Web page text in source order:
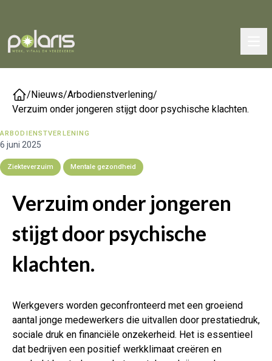
/Nieuws/Arbodienstverlening/
Verzuim onder jongeren stijgt door psychische klachten.
ARBODIENSTVERLENING
6 juni 2025
Ziekteverzuim Mentale gezondheid
Verzuim onder jongeren
stijgt door psychische
klachten.
Werkgevers worden geconfronteerd met een groeiend
aantal jonge medewerkers die uitvallen door prestatiedruk,
sociale druk en financiële onzekerheid. Het is essentieel
dat bedrijven een positief werkklimaat creëren en